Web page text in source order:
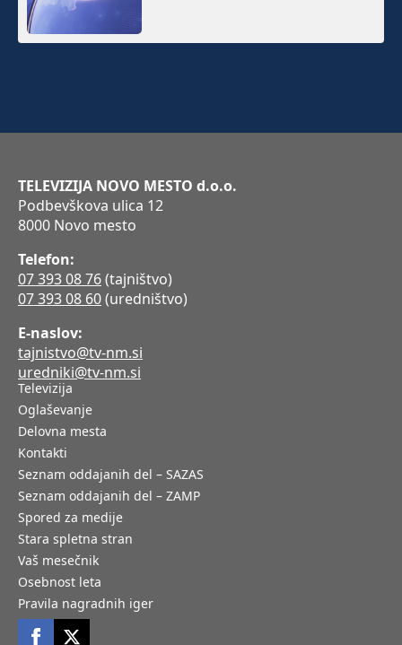
TELEVIZIJA NOVO MESTO d.o.o.
Podbevškova ulica 12
8000 Novo mesto
Telefon:
07 393 08 76(tajništvo)
07 393 08 60(uredništvo)
E-naslov:
tajnistvo@tv-nm.si
uredniki@tv-nm.si
Televizija
Oglaševanje
Delovna mesta
Kontakti
Seznam oddajanih del – SAZAS
Seznam oddajanih del – ZAMP
Spored za medije
Stara spletna stran
Vaš mesečnik
Osebnost leta
Pravila nagradnih iger